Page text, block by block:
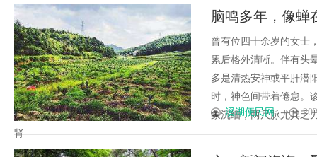
脑鸣多年，像蝉
生
曾有位四十余岁的女士
累后格外清晰。伴有头
多是清热安神或平肝潜
时，神色间带着倦怠。
象沉细，两尺脉尤其乏
肾.........
溪湖便民网